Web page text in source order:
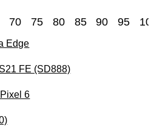
70 75 80 85 90 95
Edge
FE (SD888)
6